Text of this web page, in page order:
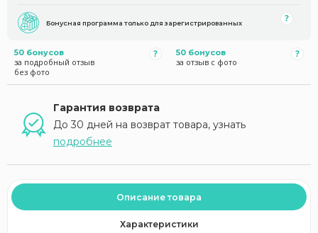
Бонусная программа только для зарегистрированных
50 бонусов
за подробный отзыв
без фото
50 бонусов
за отзыв с фото
Гарантия возврата
До 30 дней на возврат товара, узнать
подробнее
Описание товара
Характеристики